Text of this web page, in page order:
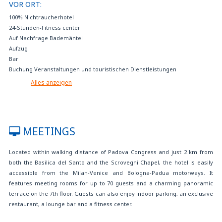
VOR ORT:
100% Nichtraucherhotel
24-Stunden-Fitness center
Auf Nachfrage Bademäntel
Aufzug
Bar
Buchung Veranstaltungen und touristischen Dienstleistungen
Bus Parkplatz
Einrichtungen für Behinderte
Falls nicht im Preis inbegriffen, kann Frühstück im Hotel zum Preis von 12
EUR pro Person und Tag erworben werden
Fax- und Fotokopierservice
Flughafentransfer zu vergünstigten Kondotionen
Gebührenpflichtige Garage
Gepäckaufbewarung
Alles anzeigen
MEETINGS
Located within walking distance of Padova Congress and just 2 km from
both the Basilica del Santo and the Scrovegni Chapel, the hotel is easily
accessible from the Milan-Venice and Bologna-Padua motorways. It
features meeting rooms for up to 70 guests and a charming panoramic
terrace on the 7th floor. Guests can also enjoy indoor parking, an exclusive
restaurant, a lounge bar and a fitness center.